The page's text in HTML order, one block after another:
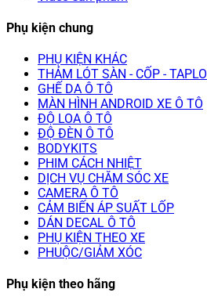
Phụ kiện chung
PHỤ KIỆN KHÁC
THẢM LÓT SÀN - CỐP - TAPLO
GHẾ DA Ô TÔ
MÀN HÌNH ANDROID XE Ô TÔ
ĐỘ LOA Ô TÔ
ĐỘ ĐÈN Ô TÔ
BODYKITS
PHIM CÁCH NHIỆT
DỊCH VỤ CHĂM SÓC XE
CAMERA Ô TÔ
CẢM BIẾN ÁP SUẤT LỐP
DÁN DECAL Ô TÔ
PHỤ KIỆN THEO XE
PHUỘC/GIẢM XÓC
Phụ kiện theo hãng